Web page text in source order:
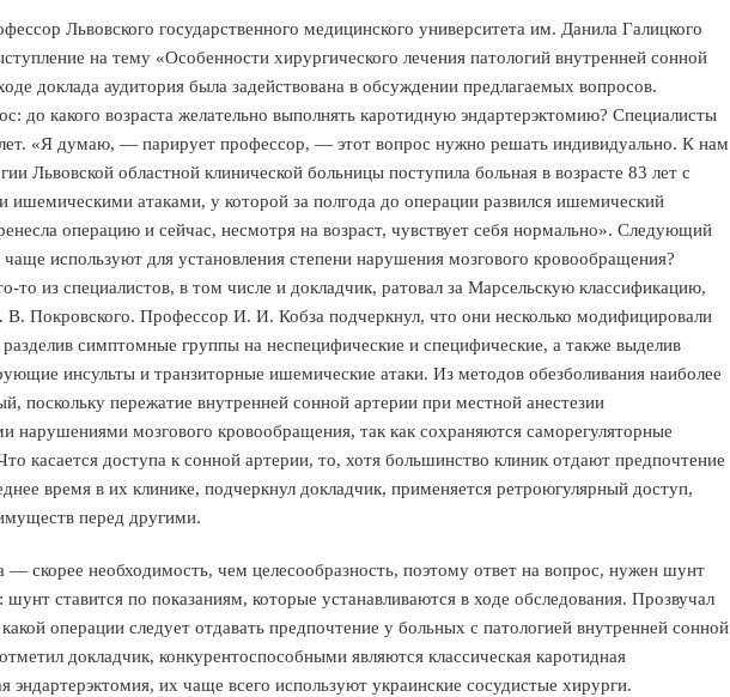
Львовского государственного медицинского университета им. Данила Галицкого
на тему «Особенности хирургического лечения патологий внутренней сонной
доклада аудитория была задействована в обсуждении предлагаемых вопросов.
до какого возраста желательно выполнять каротидную эндартерэктомию? Специалисты
«Я думаю, — парирует профессор, — этот вопрос нужно решать индивидуально. К нам
Львовской областной клинической больницы поступила больная в возрасте 83 лет с
атаками, у которой за полгода до операции развился ишемический
операцию и сейчас, несмотря на возраст, чувствует себя нормально». Следующий
используют для установления степени нарушения мозгового кровообращения?
то из специалистов, в том числе и докладчик, ратовал за Марсельскую классификацию,
Покровского. Профессор И. И. Кобза подчеркнул, что они несколько модифицировали
симптомные группы на неспецифические и специфические, а также выделив
инсульты и транзиторные ишемические атаки. Из методов обезболивания наиболее
поскольку пережатие внутренней сонной артерии при местной анестезии
нарушениями мозгового кровообращения, так как сохраняются саморегуляторные
касается доступа к сонной артерии, то, хотя большинство клиник отдают предпочтение
время в их клинике, подчеркнул докладчик, применяется ретроюгулярный доступ,
перед другими.
скорее необходимость, чем целесообразность, поэтому ответ на вопрос, нужен шунт
ставится по показаниям, которые устанавливаются в ходе обследования. Прозвучал
операции следует отдавать предпочтение у больных с патологией внутренней сонной
докладчик, конкурентоспособными являются классическая каротидная
эндартерэктомия, их чаще всего используют украинские сосудистые хирурги.